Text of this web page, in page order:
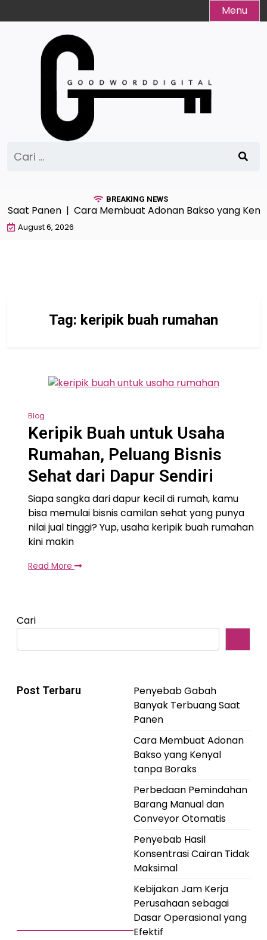
to
Menu
untuk:
BREAKING NEWS
Saat Panen |Cara Membuat Adonan Bakso yang
August 6, 2026
Tag: keripik buah rumahan
Blog
Keripik Buah untuk Usaha
Rumahan, Peluang Bisnis
Sehat dari Dapur Sendiri
Siapa sangka dari dapur kecil di rumah, kamu
bisa memulai bisnis camilan sehat yang punya
nilai jual tinggi? Yup, usaha keripik buah rumahan
kini makin
Read More
Cari
Post Terbaru
Penyebab Gabah
Banyak Terbuang Saat
Panen
Cara Membuat Adonan
Bakso yang Kenyal
tanpa Boraks
Perbedaan Pemindahan
Barang Manual dan
Conveyor Otomatis
Penyebab Hasil
Konsentrasi Cairan Tidak
Maksimal
Kebijakan Jam Kerja
Perusahaan sebagai
Dasar Operasional yang
Efektif